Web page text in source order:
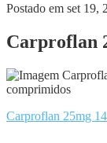
Postado em set 19,
Carproflan
Carproflan 25mg